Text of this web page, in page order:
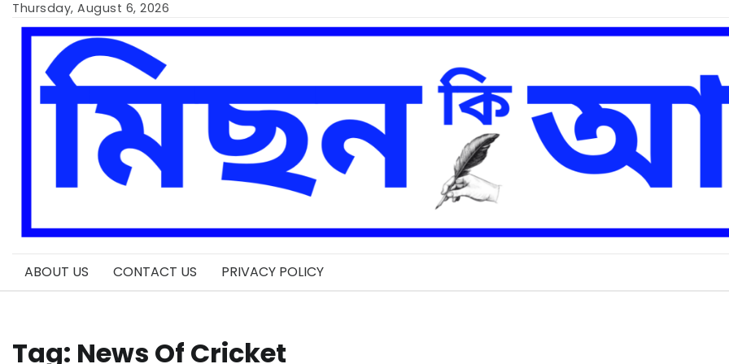
SkipThursday, August 6, 2026
ABOUT US CONTACT US PRIVACY POLICY
Tag: News Of Cricket